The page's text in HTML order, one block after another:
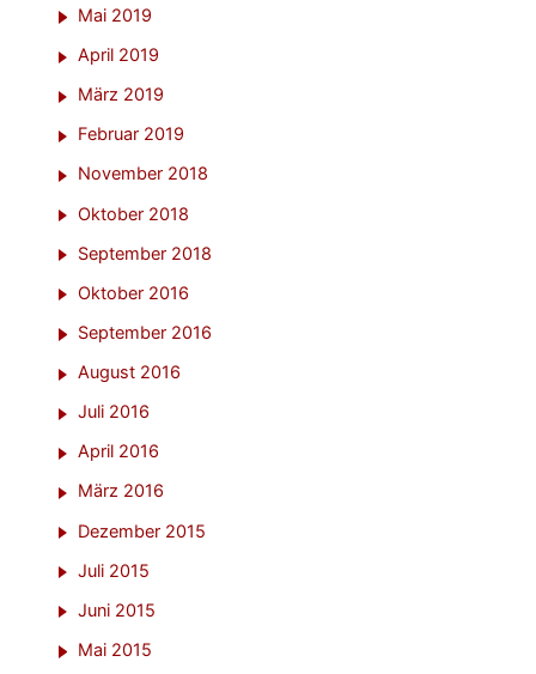
Mai 2019
April 2019
März 2019
Februar 2019
November 2018
Oktober 2018
September 2018
Oktober 2016
September 2016
August 2016
Juli 2016
April 2016
März 2016
Dezember 2015
Juli 2015
Juni 2015
Mai 2015